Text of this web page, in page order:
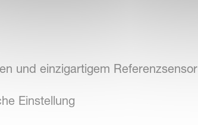
und einzigartigem Referenzsensor
Einstellung